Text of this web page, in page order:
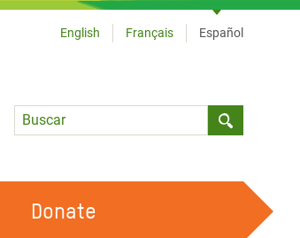
Language
English Français Español
Donate